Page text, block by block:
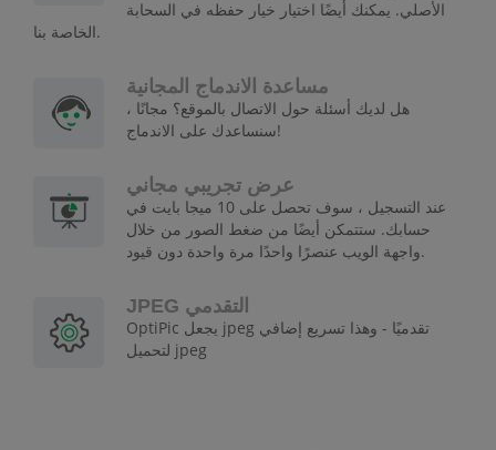
الأصلي. يمكنك أيضًا اختيار خيار حفظه في السحابة
الخاصة بنا.
مساعدة الاندماج المجانية
هل لديك أسئلة حول الاتصال بالموقع؟ مجانًا ،
سنساعدك على الاندماج!
عرض تجريبي مجاني
عند التسجيل ، سوف تحصل على 10 ميجا بايت في
حسابك. ستتمكن أيضًا من ضغط الصور من خلال
واجهة الويب عنصرًا واحدًا مرة واحدة دون قيود.
JPEG التقدمي
OptiPic يجعل jpeg تقدميًا - وهذا تسريع إضافي
لتحميل jpeg